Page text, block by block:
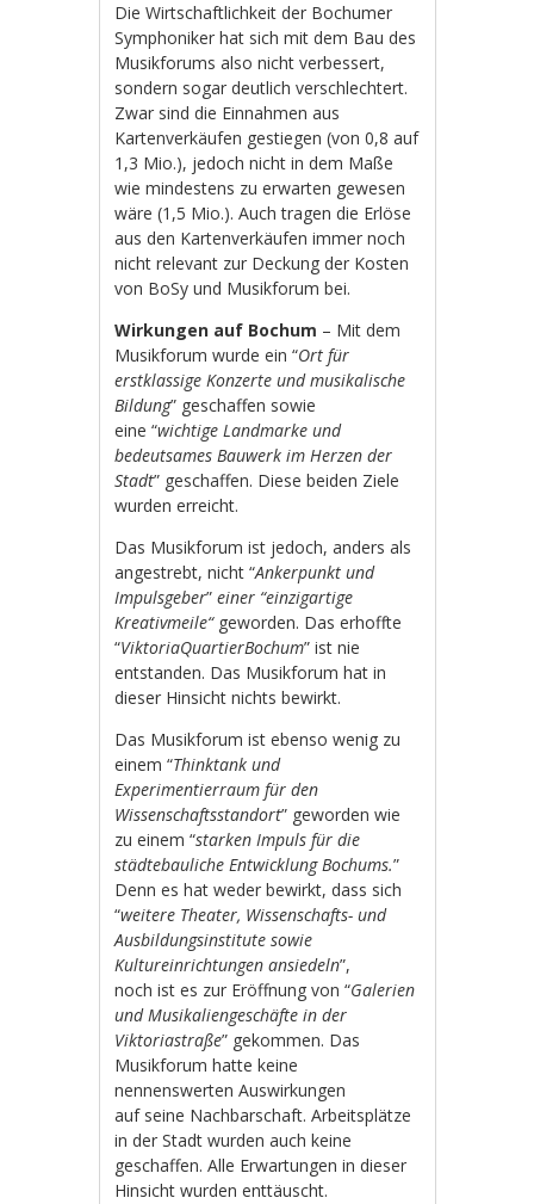
Die Wirtschaftlichkeit der Bochumer
Symphoniker hat sich mit dem Bau des
Musikforums also nicht verbessert,
sondern sogar deutlich verschlechtert.
Zwar sind die Einnahmen aus
Kartenverkäufen gestiegen (von 0,8 auf
1,3 Mio.), jedoch nicht in dem Maße
wie mindestens zu erwarten gewesen
wäre (1,5 Mio.). Auch tragen die Erlöse
aus den Kartenverkäufen immer noch
nicht relevant zur Deckung der Kosten
von BoSy und Musikforum bei.
Wirkungen auf Bochum – Mit dem
Musikforum wurde ein “Ort für
erstklassige Konzerte und musikalische
Bildung” geschaffen sowie
eine “wichtige Landmarke und
bedeutsames Bauwerk im Herzen der
Stadt” geschaffen. Diese beiden Ziele
wurden erreicht.
Das Musikforum ist jedoch, anders als
angestrebt, nicht “Ankerpunkt und
Impulsgeber”einer “einzigartige
Kreativmeile“geworden. Das erhoffte
“ViktoriaQuartierBochum” ist nie
entstanden. Das Musikforum hat in
dieser Hinsicht nichts bewirkt.
Das Musikforum ist ebenso wenig zu
einem “Thinktank und
Experimentierraum für den
Wissenschaftsstandort” geworden wie
zu einem “starken Impuls für die
städtebauliche Entwicklung Bochums.”
Denn es hat weder bewirkt, dass sich
“weitere Theater, Wissenschafts- und
Ausbildungsinstitute sowie
Kultureinrichtungen ansiedeln”,
noch ist es zur Eröffnung von “Galerien
und Musikaliengeschäfte in der
Viktoriastraße” gekommen. Das
Musikforum hatte keine
nennenswerten Auswirkungen
auf seine Nachbarschaft. Arbeitsplätze
in der Stadt wurden auch keine
geschaffen. Alle Erwartungen in dieser
Hinsicht wurden enttäuscht.